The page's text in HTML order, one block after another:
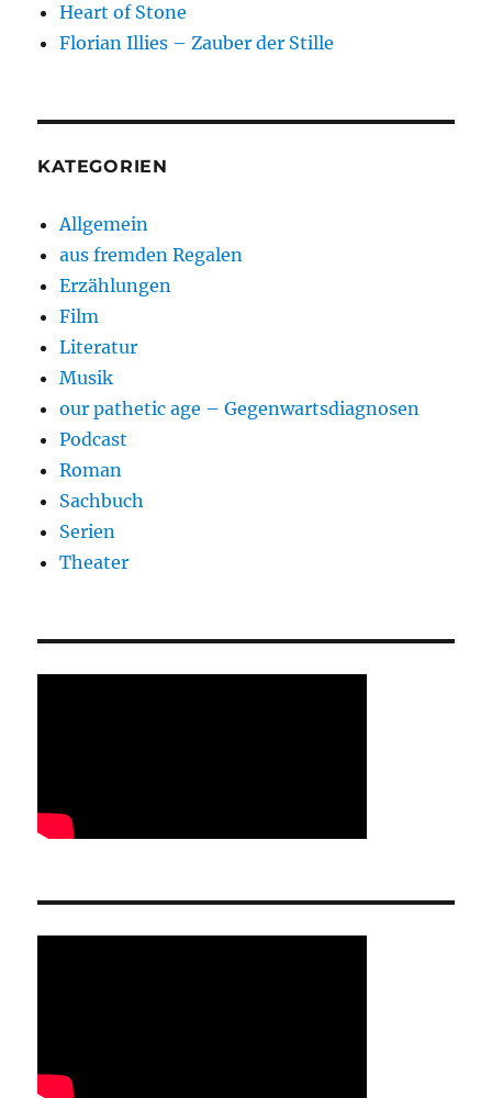
Heart of Stone
Florian Illies – Zauber der Stille
KATEGORIEN
Allgemein
aus fremden Regalen
Erzählungen
Film
Literatur
Musik
our pathetic age – Gegenwartsdiagnosen
Podcast
Roman
Sachbuch
Serien
Theater